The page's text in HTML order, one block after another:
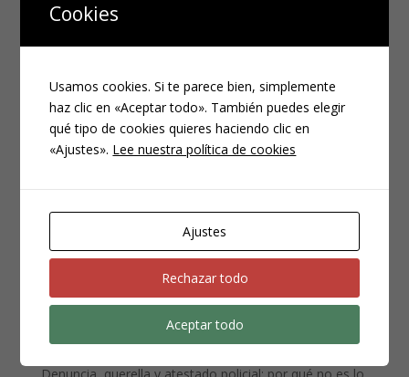
CATEGORÍAS
Noticias
Penitenciario
ENTRADAS RECIENTES
Cookies
Usamos cookies. Si te parece bien, simplemente
haz clic en «Aceptar todo». También puedes elegir
qué tipo de cookies quieres haciendo clic en
«Ajustes». Lee nuestra política de cookies
Ajustes
Rechazar todo
Aceptar todo